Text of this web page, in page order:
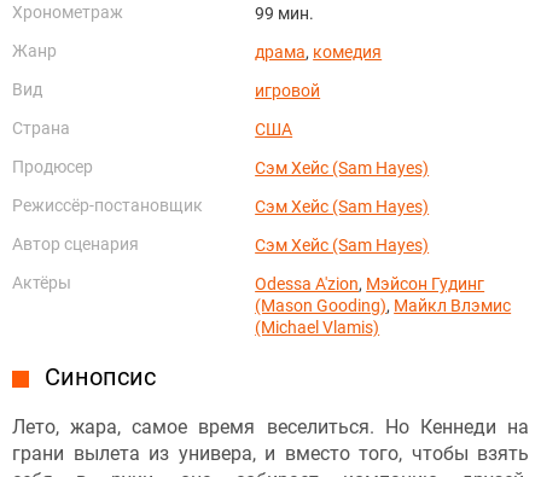
Хронометраж
99 мин.
Жанр
драма, комедия
Вид
игровой
Страна
США
Продюсер
Сэм Хейс (Sam Hayes)
Режиссёр-постановщик
Сэм Хейс (Sam Hayes)
Автор сценария
Сэм Хейс (Sam Hayes)
Актёры
Odessa A'zion, Мэйсон Гудинг
(Mason Gooding), Майкл Влэмис
(Michael Vlamis)
Синопсис
Лето, жара, самое время веселиться. Но Кеннеди на
грани вылета из универа, и вместо того, чтобы взять